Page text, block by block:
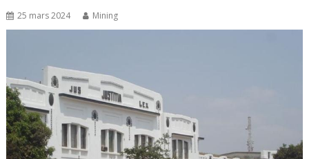
25 mars 2024 Mining